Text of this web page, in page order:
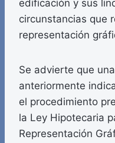
edificación y sus
circunstancias que
representación
Se advierte que
anteriormente
el procedimiento
la Ley Hipotecaria
Representación